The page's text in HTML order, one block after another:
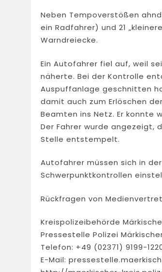
Neben Tempoverstößen
ein Radfahrer) und 21
Warndreiecke.
Ein Autofahrer fiel auf, weil
näherte. Bei der Kontrolle
Auspuffanlage geschnitten
damit auch zum Erlöschen
Beamten ins Netz. Er konnte
Der Fahrer wurde angezeigt,
Stelle entstempelt.
Autofahrer müssen sich in
Schwerpunktkontrollen
Rückfragen von
Kreispolizeibehörde
Pressestelle Polizei
Telefon: +49 (02371) 9199-
E-Mail: